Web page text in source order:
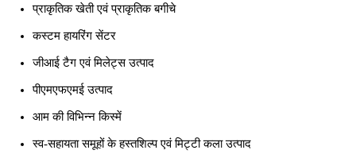
प्राकृतिक खेती एवं प्राकृतिक बगीचे
कस्टम हायरिंग सेंटर
जीआई टैग एवं मिलेट्स उत्पाद
पीएमएफएमई उत्पाद
आम की विभिन्न किस्में
स्व-सहायता समूहों के हस्तशिल्प एवं मिट्टी कला उत्पाद